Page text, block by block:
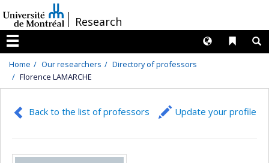
au
contenu
/Research
Menu
Liens
Langues
Home Our researchers
Directory of professors
Florence LAMARCHE
Back to the list of professors Update your profile